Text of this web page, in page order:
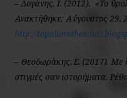
– Δογάνης, Ι. (2012). «Το
Ανακτήθηκε: Αύγουστος 29,
http://
– Θεοδωράκης, Σ. (2017). Με
στιγμές σαν ιστορήματα.